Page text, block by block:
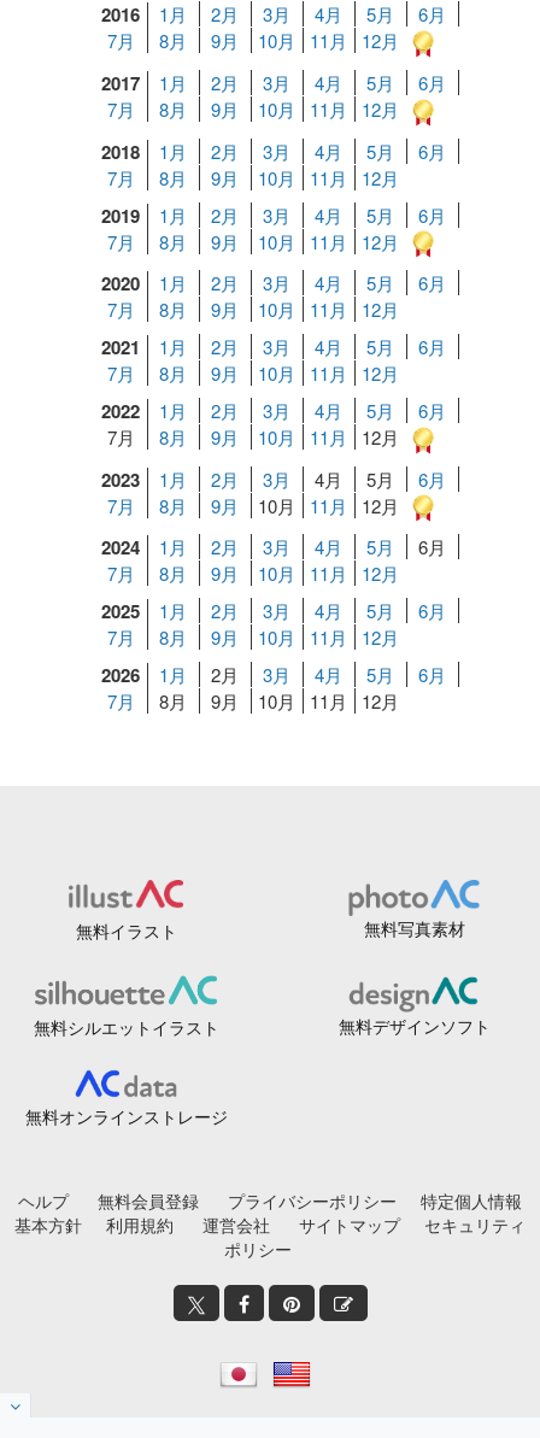
2016 1月 2月 3月 4月 5月
6月
7月
8月 9月 10月 11月 12月
2017 1月 2月 3月 4月 5月
6月
7月
8月 9月 10月 11月 12月
2018 1月 2月 3月 4月 5月
6月
7月
8月 9月 10月 11月 12月
2019 1月 2月 3月 4月 5月
6月
7月
8月 9月 10月 11月 12月
2020 1月 2月 3月 4月 5月
6月
7月
8月 9月 10月 11月 12月
2021 1月 2月 3月 4月 5月
6月
7月
8月 9月 10月 11月 12月
2022 1月 2月 3月 4月 5月
6月
7月
8月 9月 10月 11月 12月
2023 1月 2月 3月 4月 5月
6月
7月
8月 9月 10月 11月 12月
2024 1月 2月 3月 4月 5月
6月
7月
8月 9月 10月 11月 12月
2025 1月 2月 3月 4月 5月
6月
7月
8月 9月 10月 11月 12月
2026 1月 2月 3月 4月 5月
6月
7月
8月 9月 10月 11月 12月
無料イラスト 無料写真素材
無料シルエットイラスト 無料デザインソフト
無料オンラインストレージ
ヘルプ 無料会員登録 プライバシーポリシー
特定個人情報
基本方針
利用規約 運営会社 サイトマップ
セキュリティ
ポリシー